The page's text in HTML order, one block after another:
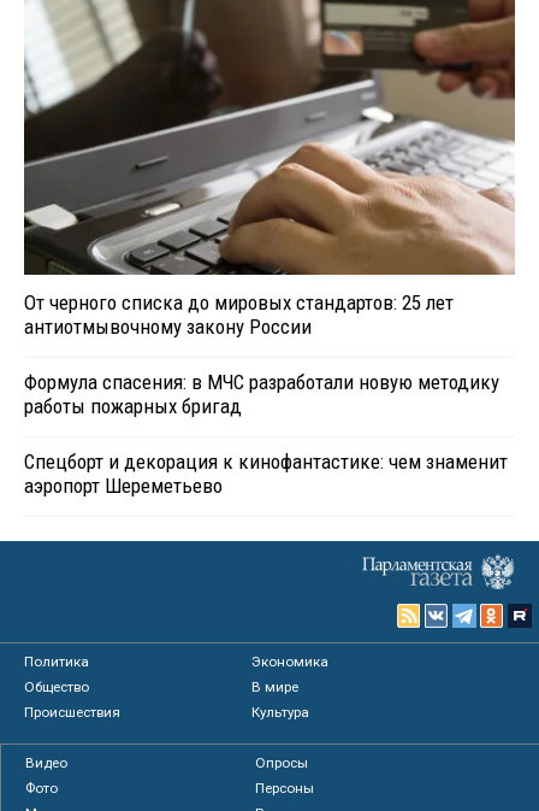
От черного списка до мировых стандартов: 25 лет
антиотмывочному закону России
Формула спасения: в МЧС разработали новую методику
работы пожарных бригад
Спецборт и декорация к кинофантастике: чем знаменит
аэропорт Шереметьево
Политика
Экономика
Общество
В мире
Происшествия
Культура
Видео
Опросы
Фото
Персоны